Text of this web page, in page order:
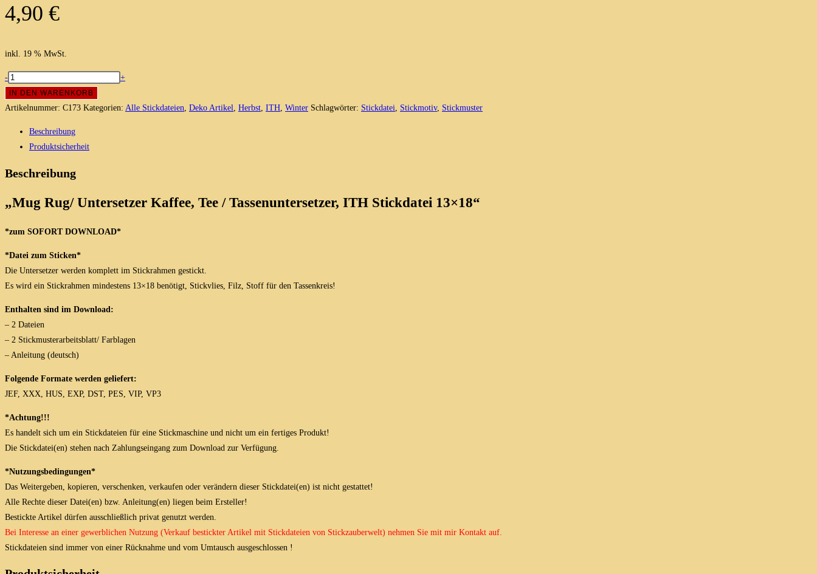
4,90 €
inkl. 19 % MwSt.
Mug
Rug/
Untersetzer
ITH
13x18
- +
IN DEN WARENKORB
Artikelnummer: C173 Kategorien: Alle Stickdateien Deko Artikel Herbst ITH Winter Schlagwörter: Stickdatei Stickmotiv, Stickmuster
Beschreibung
Produktsicherheit
Beschreibung
„Mug Rug/ Untersetzer Kaffee, Tee / Tassenuntersetzer, ITH Stickdatei 13×18“
*zum SOFORT DOWNLOAD*
*Datei zum Sticken*
Die Untersetzer werden komplett im Stickrahmen gestickt.
Es wird ein Stickrahmen mindestens 13×18 benötigt, Stickvlies, Filz, Stoff für den Tassenkreis!
Enthalten sind im Download:
– 2 Dateien
– 2 Stickmusterarbeitsblatt/ Farblagen
– Anleitung (deutsch)
Folgende Formate werden geliefert:
JEF, XXX, HUS, EXP, DST, PES, VIP, VP3
*Achtung!!!
Es handelt sich um ein Stickdateien für eine Stickmaschine und nicht um ein fertiges Produkt!
Die Stickdatei(en) stehen nach Zahlungseingang zum Download zur Verfügung.
*Nutzungsbedingungen*
Das Weitergeben, kopieren, verschenken, verkaufen oder verändern dieser Stickdatei(en) ist nicht gestattet!
Alle Rechte dieser Datei(en) bzw. Anleitung(en) liegen beim Ersteller!
Bestickte Artikel dürfen ausschließlich privat genutzt werden.
Bei Interesse an einer gewerblichen Nutzung (Verkauf bestickter Artikel mit Stickdateien von Stickzauberwelt) nehmen Sie mit mir Kontakt auf.
Stickdateien sind immer von einer Rücknahme und vom Umtausch ausgeschlossen !